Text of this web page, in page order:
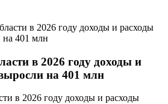
в 2026 году доходы и расходы
401 млн
в 2026 году доходы и
на 401 млн